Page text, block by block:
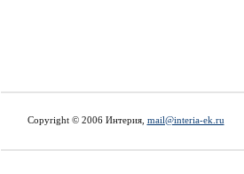
Copyright © 2006 Интерия, mail@interia-ek.ru